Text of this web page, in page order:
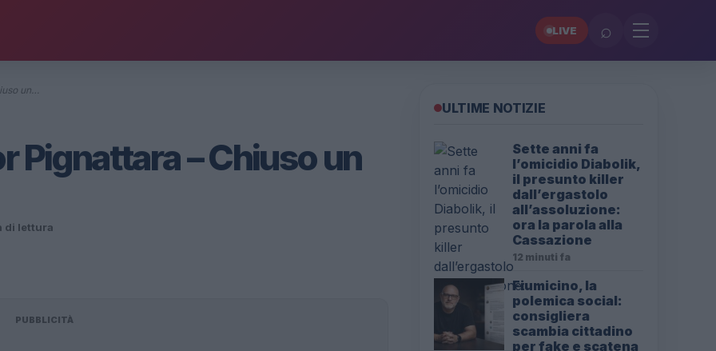
LIVE ⌕
un…
Pignattara – Chiuso un
di lettura
PUBBLICITÀ
ULTIME NOTIZIE
Sette anni fa
l’omicidio Diabolik,
il presunto killer
dall’ergastolo
all’assoluzione:
ora la parola alla
Cassazione
12 minuti fa
Fiumicino, la
polemica social:
consigliera
scambia cittadino
per fake e scatena